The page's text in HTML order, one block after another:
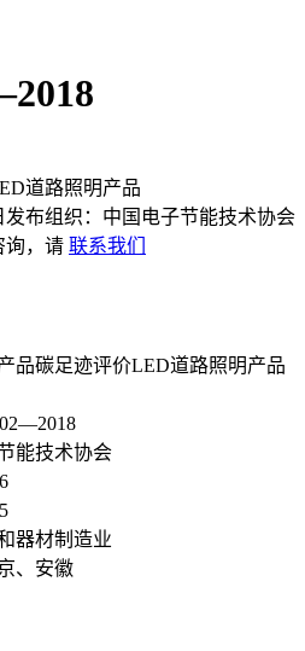
道路照明产品
发布组织： 中国电子节能技术协会
询，请 联系我们
品碳足迹评价LED道路照明产品
能技术协会
器材制造业
、安徽